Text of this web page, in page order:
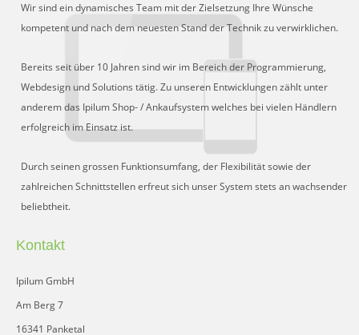
Wir sind ein dynamisches Team mit der Zielsetzung Ihre Wünsche
kompetent und nach dem neuesten Stand der Technik zu verwirklichen.
Bereits seit über 10 Jahren sind wir im Bereich der Programmierung,
Webdesign und Solutions tätig. Zu unseren Entwicklungen zählt unter
anderem das Ipilum Shop- / Ankaufsystem welches bei vielen Händlern
erfolgreich im Einsatz ist.
Durch seinen grossen Funktionsumfang, der Flexibilität sowie der
zahlreichen Schnittstellen erfreut sich unser System stets an wachsender
beliebtheit.
Kontakt
Ipilum GmbH
Am Berg 7
16341 Panketal